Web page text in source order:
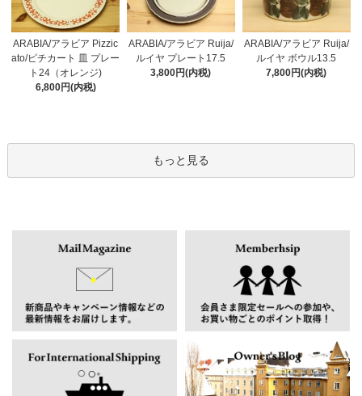
ARABIA/アラビア Pizzic
ato/ピチカート 皿 プレー
ト24（オレンジ)
6,800円(内税)
ARABIA/アラビア Ruija/
ルイヤ プレート17.5
3,800円(内税)
ARABIA/アラビア Ruija/
ルイヤ ボウル13.5
7,800円(内税)
もっと見る